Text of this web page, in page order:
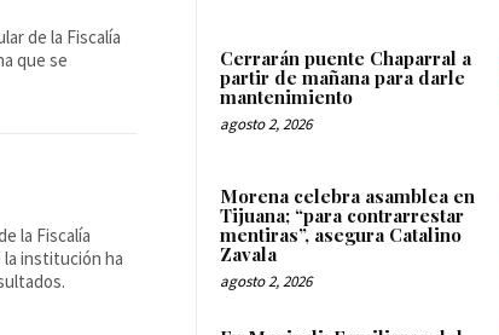
de la Fiscalía
que se
la Fiscalía
la institución ha
Cerrarán puente Chaparral a
partir de mañana para darle
mantenimiento
agosto 2, 2026
Morena celebra asamblea en
Tijuana; “para contrarrestar
mentiras”, asegura Catalino
Zavala
agosto 2, 2026